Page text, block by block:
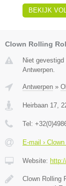
BEKIJK
Clown Rolling
Niet
Antwerpen.
Antwerpen »
Heirbaan 17,
Tel:
E-mail ›
Website:
Clown Rolling